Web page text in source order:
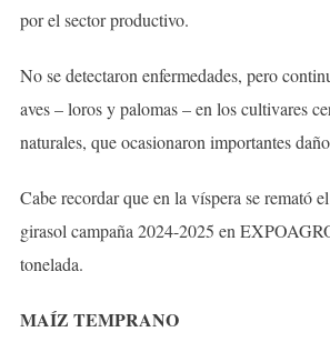
por el sector productivo.
No se detectaron enfermedades, pero
aves – loros y palomas – en los cultivares
naturales, que ocasionaron importantes
Cabe recordar que en la víspera se remató
girasol campaña 2024-2025 en
tonelada.
MAÍZ TEMPRANO